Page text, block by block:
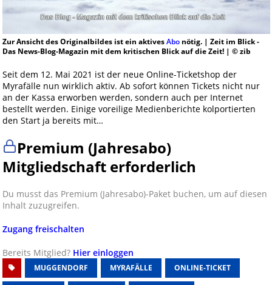
Zur Ansicht des Originalbildes ist ein aktivesAbonötig. | Zeit im Blick -
Das News-Blog-Magazin mit dem kritischen Blick auf die Zeit! | © zib
Seit dem 12. Mai 2021 ist der neue Online-Ticketshop der
Myrafälle nun wirklich aktiv. Ab sofort können Tickets nicht nur
an der Kassa erworben werden, sondern auch per Internet
bestellt werden. Einige voreilige Medienberichte kolportierten
den Start ja bereits mit…
Premium (Jahresabo)
Mitgliedschaft erforderlich
Du musst das Premium (Jahresabo)-Paket buchen, um auf diesen
Inhalt zuzugreifen.
Zugang freischalten
Bereits Mitglied? Hier einloggen
MUGGENDORF MYRAFÄLLE ONLINE-TICKET